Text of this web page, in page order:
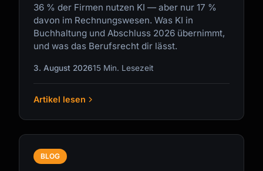
36 % der Firmen nutzen KI — aber nur 17 %
davon im Rechnungswesen. Was KI in
Buchhaltung und Abschluss 2026 übernimmt,
und was das Berufsrecht dir lässt.
3. August 202615 Min. Lesezeit
Artikel lesen
BLOG